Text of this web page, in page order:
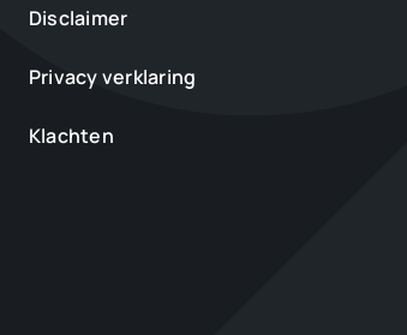
Disclaimer
Privacy verklaring
Klachten